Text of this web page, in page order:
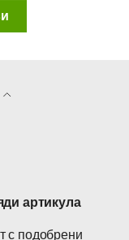
артикула
с подобрени